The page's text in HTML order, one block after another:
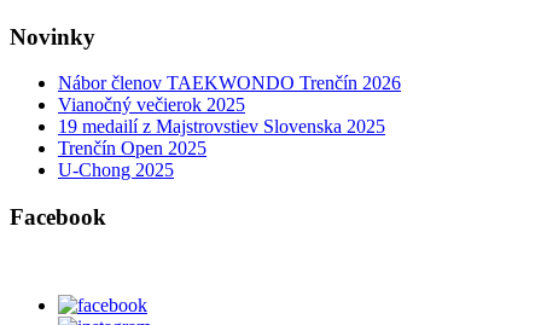
Novinky
Nábor členov TAEKWONDO Trenčín 2026
Vianočný večierok 2025
19 medailí z Majstrovstiev Slovenska 2025
Trenčín Open 2025
U-Chong 2025
Facebook